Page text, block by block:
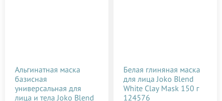
Альгинатная маска
базисная
универсальная для
лица и тела Joko Blend
Белая глиняная маска
для лица Joko Blend
White Clay Mask 150 г
124576